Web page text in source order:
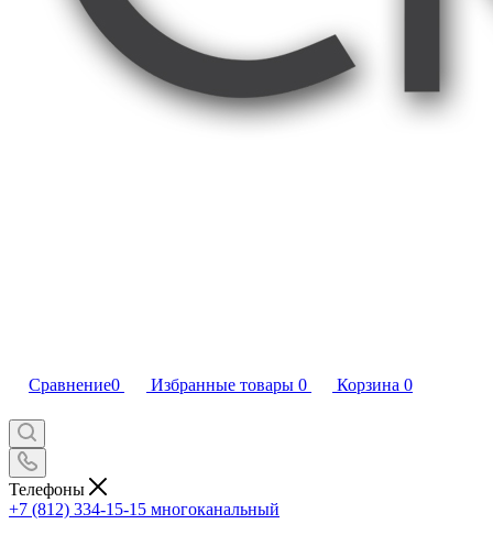
Сравнение0 Избранные товары 0 Корзина 0
Телефоны
+7 (812) 334-15-15 многоканальный